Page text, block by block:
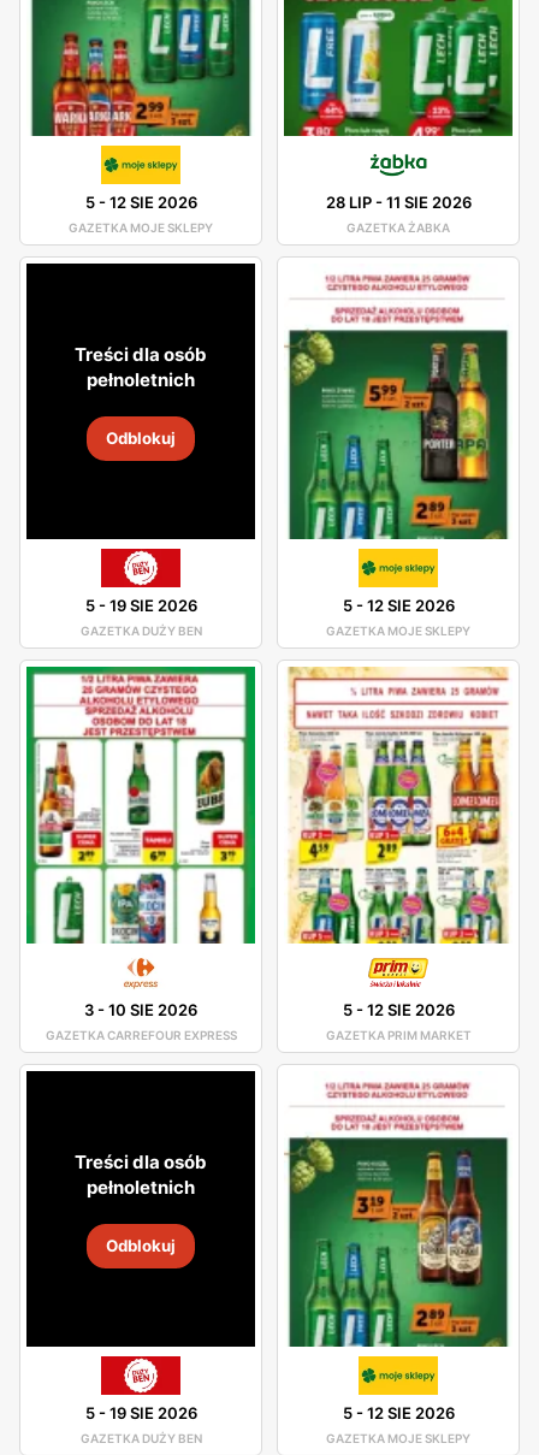
5-12 SIE 2026
GAZETKA MOJE SKLEPY
28 LIP-11 SIE 2026
GAZETKA ŻABKA
Treści dla osób
pełnoletnich
Odblokuj
5-19 SIE 2026
GAZETKA DUŻY BEN
5-12 SIE 2026
GAZETKA MOJE SKLEPY
3-10 SIE 2026
GAZETKA CARREFOUR EXPRESS
5-12 SIE 2026
GAZETKA PRIM MARKET
Treści dla osób
pełnoletnich
Odblokuj
5-19 SIE 2026
GAZETKA DUŻY BEN
5-12 SIE 2026
GAZETKA MOJE SKLEPY